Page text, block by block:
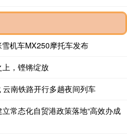
机车MX250摩托车发布
，铿锵绽放
南铁路开行多趟夜间列车
常态化自贸港政策落地“高效办成